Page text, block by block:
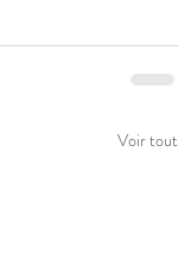
Voir tout